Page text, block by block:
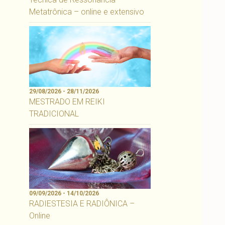
Metatrônica – online e extensivo
29/08/2026 - 28/11/2026
MESTRADO EM REIKI
TRADICIONAL
09/09/2026 - 14/10/2026
RADIESTESIA E RADIÔNICA –
Online